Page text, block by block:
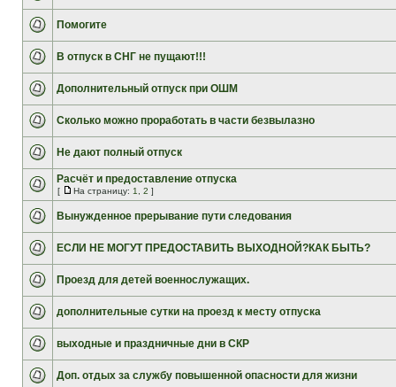
Помогите
В отпуск в СНГ не пущают!!!
Дополнительный отпуск при ОШМ
Сколько можно проработать в части безвылазно
Не дают полный отпуск
Расчёт и предоставление отпуска
[ На страницу: 1 2 ]
Вынужденное прерывание пути следования
ЕСЛИ НЕ МОГУТ ПРЕДОСТАВИТЬ ВЫХОДНОЙ?КАК БЫТЬ?
Проезд для детей военнослужащих.
дополнительные сутки на проезд к месту отпуска
выходные и праздничные дни в СКР
Доп. отдых за службу повышенной опасности для жизни